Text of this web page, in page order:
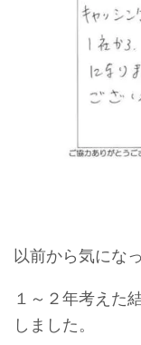
以前から気にな
１～２年考えた
しました。